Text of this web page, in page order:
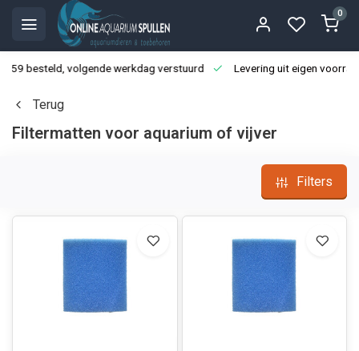
0
besteld, volgende werkdag verstuurd Levering uit eigen
Terug
Filtermatten voor aquarium of vijver
Filters